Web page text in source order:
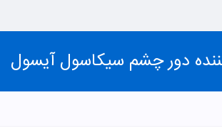
دور چشم سیکاسول آیسول